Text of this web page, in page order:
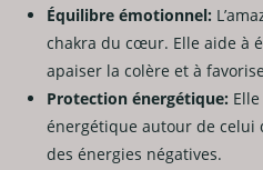
Équilibre émotionnel:
chakra du cœur. Elle aide à
apaiser la colère et à
Protection énergétique:
énergétique autour de celui
des énergies négatives.